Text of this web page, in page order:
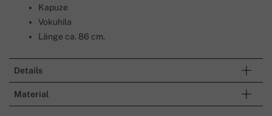
Kapuze
Vokuhila
Länge ca. 86 cm.
Details
Material